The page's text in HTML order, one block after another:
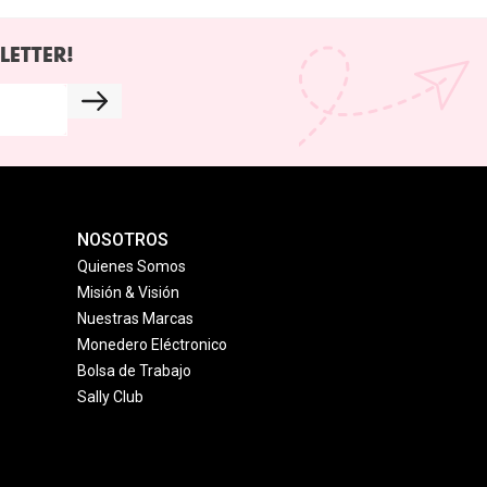
NOSOTROS
Quienes Somos
Misión & Visión
Nuestras Marcas
Monedero Eléctronico
Bolsa de Trabajo
Sally Club